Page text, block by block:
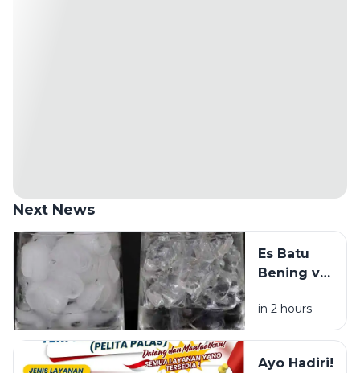
Next News
Es Batu
Bening vs
Putih, Apa
Bedanya?
in 2 hours
Ayo Hadiri!